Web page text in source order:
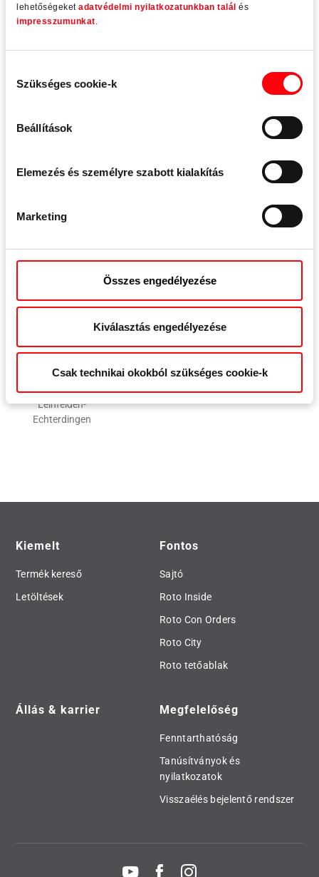
lehetőségeket adatvédelmi nyilatkozatunkban talál és
impresszumunkat.
kiválasztása
Szükséges cookie-k
Beállítások
Elemezés és személyre szabott kialakítás
Marketing
Összes engedélyezése
Kiválasztás engedélyezése
Csak technikai okokból szükséges cookie-k
megvalósításában.
A Roto számára ez a következőket jelenti:
révén
Tanúsított telephelyeink:
Leinfelden-Echterdingen
Team
Leinfelden-
Echterdingen
Team Velbert Team Berlin
Kiemelt
Termék kereső
Letöltések
Fontos
Sajtó
Roto Inside
Roto Con Orders
Roto City
Roto tetőablak
Állás & karrier Megfelelőség
Fenntarthatóság
Tanúsítványok és
nyilatkozatok
Visszaélés bejelentő rendszer